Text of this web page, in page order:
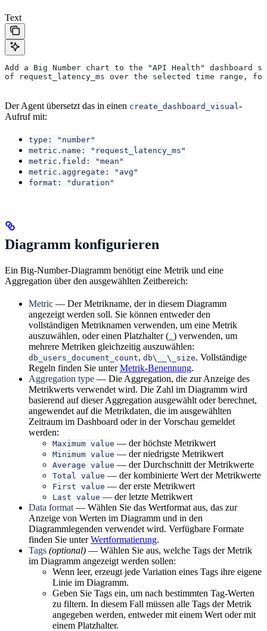
Text
Add a Big Number chart to the "API Health" dashboard
of request_latency_ms over the selected time range,
Der Agent übersetzt das in einen create_dashboard_visual -
Aufruf mit:
type: "number"
metric.name: "request_latency_ms"
metric.field: "mean"
metric.aggregate: "avg"
format: "duration"
Diagramm konfigurieren
Ein Big-Number-Diagramm benötigt eine Metrik und eine
Aggregation über den ausgewählten Zeitbereich:
Metric — Der Metrikname, der in diesem Diagramm
angezeigt werden soll. Sie können entweder den
vollständigen Metriknamen verwenden, um eine Metrik
auszuwählen, oder einen Platzhalter (_) verwenden, um
mehrere Metriken gleichzeitig auszuwählen:
db_users_document_count, db\__\_size. Vollständige
Regeln finden Sie unterMetrik-Benennung.
Aggregation type — Die Aggregation, die zur Anzeige des
Metrikwerts verwendet wird. Die Zahl im Diagramm wird
basierend auf dieser Aggregation ausgewählt oder berechnet,
angewendet auf die Metrikdaten, die im ausgewählten
Zeitraum im Dashboard oder in der Vorschau gemeldet
werden:
Maximum value — der höchste Metrikwert
Minimum value — der niedrigste Metrikwert
Average value — der Durchschnitt der Metrikwerte
Total value — der kombinierte Wert der Metrikwerte
First value — der erste Metrikwert
Last value — der letzte Metrikwert
Data format — Wählen Sie das Wertformat aus, das zur
Anzeige von Werten im Diagramm und in den
Diagrammlegenden verwendet wird. Verfügbare Formate
finden Sie unterWertformatierung.
Tags (optional) — Wählen Sie aus, welche Tags der Metrik
im Diagramm angezeigt werden sollen:
Wenn leer, erzeugt jede Variation eines Tags ihre eigene
Linie im Diagramm.
Geben Sie Tags ein, um nach bestimmten Tag-Werten
zu filtern. In diesem Fall müssen alle Tags der Metrik
angegeben werden, entweder mit einem Wert oder mit
einem Platzhalter.